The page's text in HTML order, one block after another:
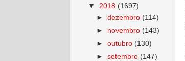
▼ 2018 (1697)
►dezembro (114)
► novembro (143)
►outubro (130)
►setembro (147)